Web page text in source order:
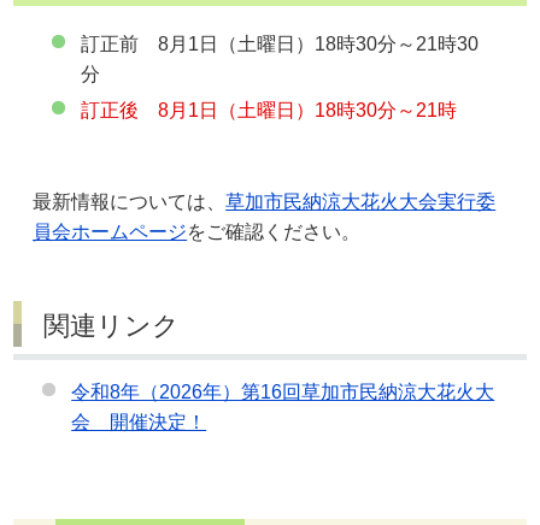
訂正前 8月1日（土曜日）18時30分～21時30
分
訂正後
8月1日（土曜日）18時30分～21時
最新情報については、草加市民納涼大花火大会実行委
員会ホームページをご確認ください。
関連リンク
令和8年（2026年）第16回草加市民納涼大花火大
会 開催決定！